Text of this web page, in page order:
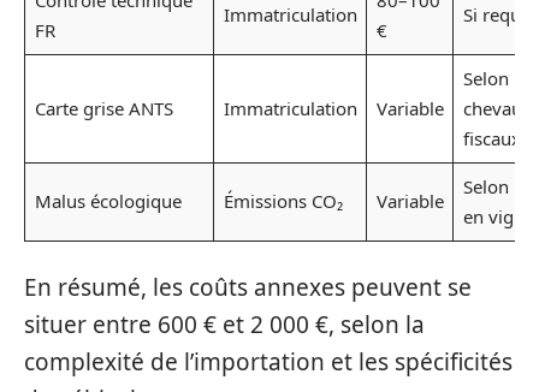
FR
Immatriculation
€
Si requis
Carte grise ANTS Immatriculation Variable
Selon
chevaux
fiscaux
Malus écologique Émissions CO₂ Variable
Selon
en
En résumé, les coûts annexes peuvent se
situer entre 600 € et 2 000 €, selon la
complexité de l’importation et les spécificités